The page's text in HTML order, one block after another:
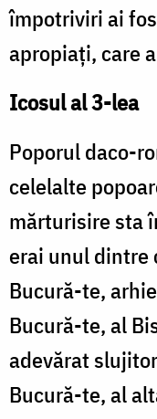
împotriviri ai
apropiaţi, care
Icosul al 3-lea
Poporul daco-
celelalte
mărturisire sta
erai unul dintre
Bucură-te,
Bucură-te, al
adevărat
Bucură-te, al